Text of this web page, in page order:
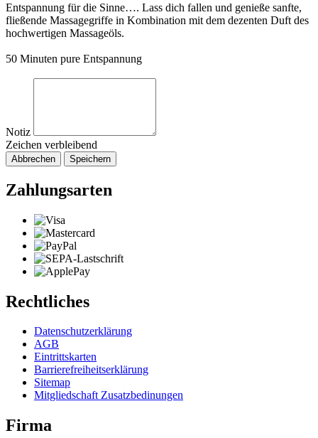
Entspannung für die Sinne…. Lass dich fallen und genieße sanfte,
fließende Massagegriffe in Kombination mit dem dezenten Duft des
hochwertigen Massageöls.
50 Minuten pure Entspannung
Notiz
Zeichen verbleibend
Abbrechen Speichern
Zahlungsarten
Rechtliches
Datenschutzerklärung
AGB
Eintrittskarten
Barrierefreiheitserklärung
Sitemap
Mitgliedschaft Zusatzbedinungen
Firma